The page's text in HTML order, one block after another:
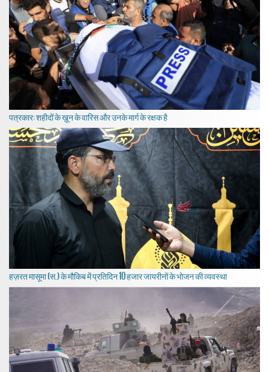
पत्रकार: शहीदों के ख़ून के वारिस और उनके मार्ग के रक्षक है
हज़रत मासूमा (स.) के मौकिब में प्रतिदिन 10 हजार जायरीनों के भोजन की व्यवस्था